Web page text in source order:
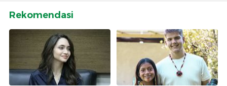
Rekomendasi